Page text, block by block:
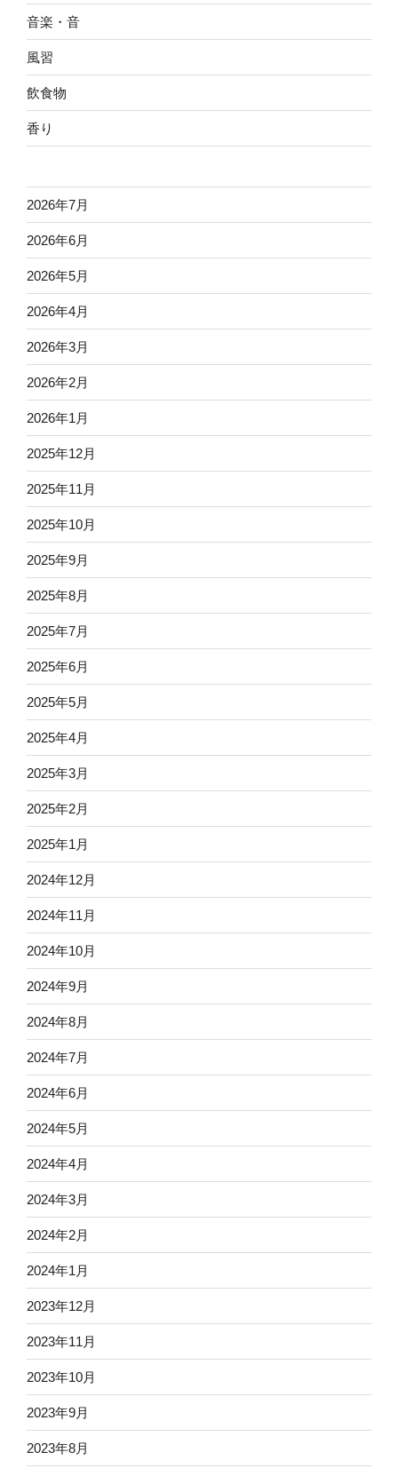
音楽・音
風習
飲食物
香り
2026年7月
2026年6月
2026年5月
2026年4月
2026年3月
2026年2月
2026年1月
2025年12月
2025年11月
2025年10月
2025年9月
2025年8月
2025年7月
2025年6月
2025年5月
2025年4月
2025年3月
2025年2月
2025年1月
2024年12月
2024年11月
2024年10月
2024年9月
2024年8月
2024年7月
2024年6月
2024年5月
2024年4月
2024年3月
2024年2月
2024年1月
2023年12月
2023年11月
2023年10月
2023年9月
2023年8月